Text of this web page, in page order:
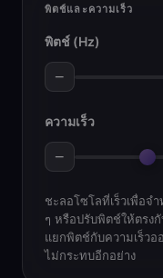
พิตช์และความเร็ว
พิตช์ (Hz)
−
ความเร็ว
−
ชะลอโซโลที่เร็วเพื่อจ
ๆ หรือปรับพิตช์ให้ตรง
แยกพิตช์กับความเร็ว
ไม่กระทบอีกอย่าง